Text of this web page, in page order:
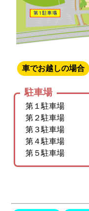
車でお越しの場合
駐車場
第１駐車場
第２駐車場
第３駐車場
第４駐車場
第５駐車場